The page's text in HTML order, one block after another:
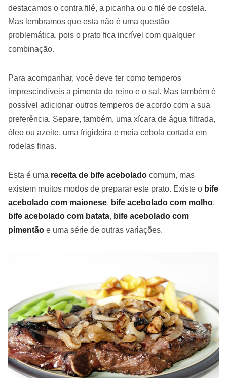
destacamos o contra filé, a picanha ou o filé de costela.
Mas lembramos que esta não é uma questão
problemática, pois o prato fica incrível com qualquer
combinação.
Para acompanhar, você deve ter como temperos
imprescindíveis a pimenta do reino e o sal. Mas também é
possível adicionar outros temperos de acordo com a sua
preferência. Separe, também, uma xícara de água filtrada,
óleo ou azeite, uma frigideira e meia cebola cortada em
rodelas finas.
Esta é uma receita de bife acebolado comum, mas
existem muitos modos de preparar este prato. Existe o bife
acebolado com maionese, bife acebolado com molho,
bife acebolado com batata, bife acebolado com
pimentão e uma série de outras variações.